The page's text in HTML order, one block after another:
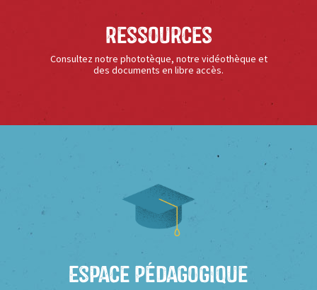
Ressources
Consultez notre phototèque, notre vidéothèque et
des documents en libre accès.
Espace Pédagogique